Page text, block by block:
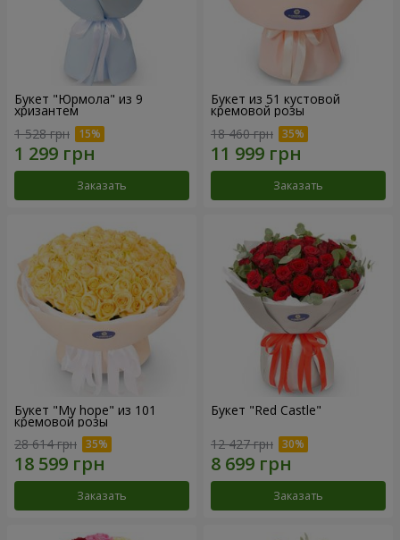
Букет "Юрмола" из 9
хризантем
1 528 грн
Заказать
Букет из 51 кустовой
кремовой розы
18 460 грн
Заказать
Букет "My hope" из 101
кремовой розы
28 614 грн
Заказать
Букет "Red Castle"
12 427 грн
Заказать